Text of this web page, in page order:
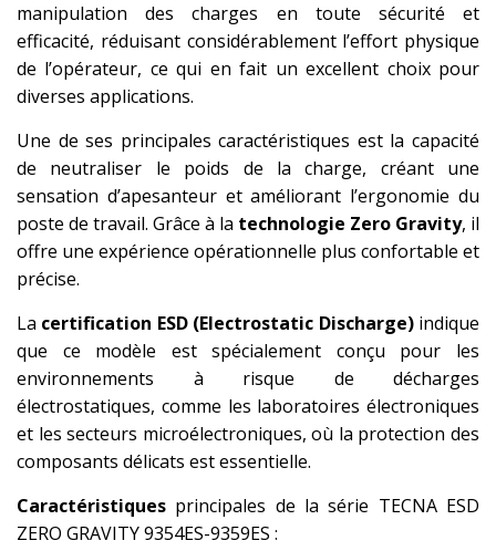
manipulation des charges en toute sécurité et
efficacité, réduisant considérablement l’effort physique
de l’opérateur, ce qui en fait un excellent choix pour
diverses applications.
Une de ses principales caractéristiques est la capacité
de neutraliser le poids de la charge, créant une
sensation d’apesanteur et améliorant l’ergonomie du
poste de travail. Grâce à la technologie Zero Gravity, il
offre une expérience opérationnelle plus confortable et
précise.
La certification ESD (Electrostatic Discharge)indique
que ce modèle est spécialement conçu pour les
environnements à risque de décharges
électrostatiques, comme les laboratoires électroniques
et les secteurs microélectroniques, où la protection des
composants délicats est essentielle.
Caractéristiques principales de la série TECNA ESD
ZERO GRAVITY 9354ES-9359ES :